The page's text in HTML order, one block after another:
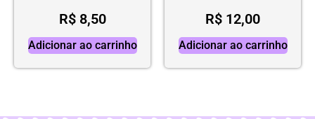
R$8,50
Adicionar ao carrinho
R$ 12,00
Adicionar ao carrinho